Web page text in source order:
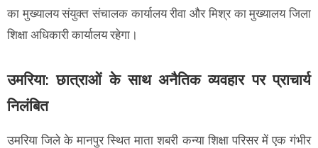
का मुख्यालय संयुक्त संचालक कार्यालय रीवा और मिश्र का मुख्यालय जिला
शिक्षा अधिकारी कार्यालय रहेगा।
उमरिया: छात्राओं के साथ अनैतिक व्यवहार पर प्राचार्य
निलंबित
उमरिया जिले के मानपुर स्थित माता शबरी कन्या शिक्षा परिसर में एक गंभीर